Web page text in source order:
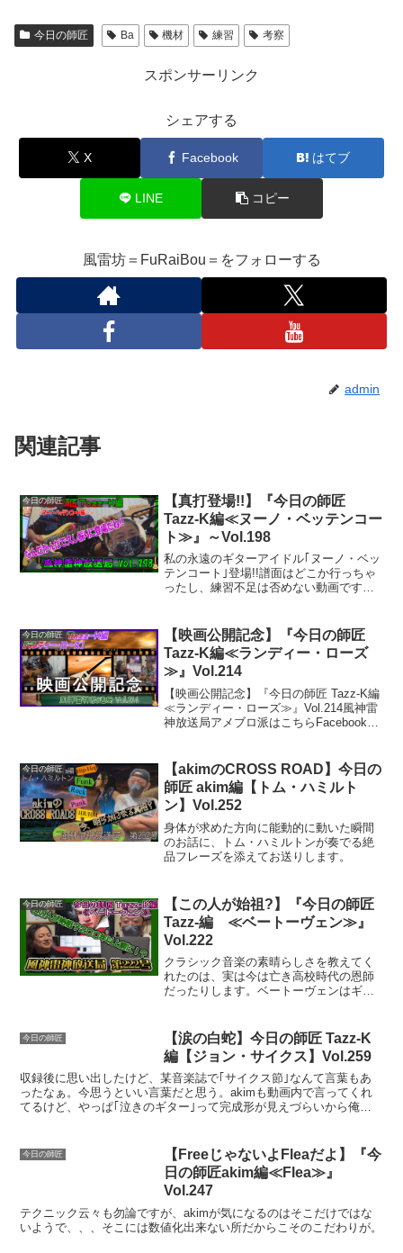
今日の師匠 Ba 機材 練習 考察
スポンサーリンク
シェアする
X Facebook はてブ
LINE コピー
風雷坊＝FuRaiBou＝をフォローする
admin
関連記事
今日の師匠
【真打登場!!】『今日の師匠
Tazz-K編≪ヌーノ・ベッテンコー
ト≫』～Vol.198
私の永遠のギターアイドル｢ヌーノ・ベッ
テンコート｣登場!!譜面はどこか行っちゃ
ったし、練習不足は否めない動画です
今日の師匠
【映画公開記念】『今日の師匠
Tazz-K編≪ランディー・ローズ
≫』Vol.214
【映画公開記念】『今日の師匠 Tazz-K編
≪ランディー・ローズ≫』Vol.214風神雷
神放送局アメブロ派はこちらFacebook派
今日の師匠
【akimのCROSS ROAD】今日の
師匠 akim編【トム・ハミルト
ン】Vol.252
身体が求めた方向に能動的に動いた瞬間
のお話に、トム・ハミルトンが奏でる絶
品フレーズを添えてお送りします。
今日の師匠
【この人が始祖?】『今日の師匠
Tazz-編 ≪ベートーヴェン≫』
Vol.222
クラシック音楽の素晴らしさを教えてく
れたのは、実は今は亡き高校時代の恩師
だったりします。ベートーヴェンはギタ
今日の師匠
【涙の白蛇】今日の師匠 Tazz-K
編【ジョン・サイクス】Vol.259
収録後に思い出したけど、某音楽誌で｢サイクス節｣なんて言葉もあ
ったなぁ。今思うといい言葉だと思う。akimも動画内で言ってくれ
てるけど、やっぱ｢泣きのギター｣って完成形が見えづらいから俺は
今日の師匠
【FreeじゃないよFleaだよ】『今
日の師匠akim編≪Flea≫』
Vol.247
テクニック云々も勿論ですが、akimが気になるのはそこだけではな
いようで、、、そこには数値化出来ない所だからこそのこだわりが。